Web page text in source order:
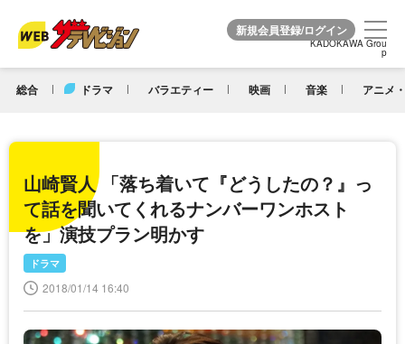
KADOKAWA Grou
p
総合 ドラマ バラエティー 映画 音楽 アニメ
KADOKAWA Grou
p
山崎賢人 「落ち着いて『どうしたの？』っ
て話を聞いてくれるナンバーワンホスト
を」演技プラン明かす
ドラマ
2018/01/14 16:40